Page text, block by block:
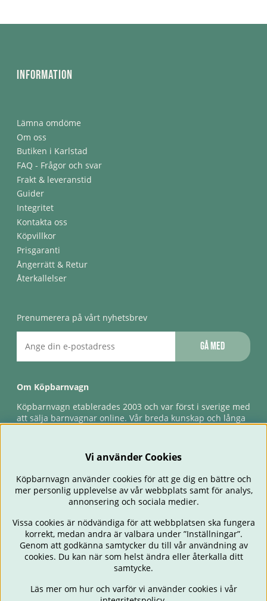
Information
Lämna omdöme
Om oss
Butiken i Karlstad
FAQ - Frågor och svar
Frakt & leveranstid
Guider
Integritet
Kontakta oss
Köpvillkor
Prisgaranti
Ångerrätt & Retur
Återkallelser
Prenumerera på vårt nyhetsbrev
Gå med
Om Köpbarnvagn
Köpbarnvagn etablerades 2003 och var först i sverige med
att sälja barnvagnar online. Vår breda kunskap och långa
förlossningsgaranti & förlängd ångerrätt.
BARNVAGNAR BILSTOLAR BABY ÄTA & MATA
RESA
OUTLET
PRESENTTIPS
Vi använder Cookies
Köpbarnvagn använder cookies för att ge dig en bättre och
mer personlig upplevelse av vår webbplats samt för analys,
annonsering och sociala medier.
Vissa cookies är nödvändiga för att webbplatsen ska fungera
korrekt, medan andra är valbara under ”Inställningar”.
Genom att godkänna samtycker du till vår användning av
cookies. Du kan när som helst ändra eller återkalla ditt
samtycke.
Läs mer om hur och varför vi använder cookies i vår